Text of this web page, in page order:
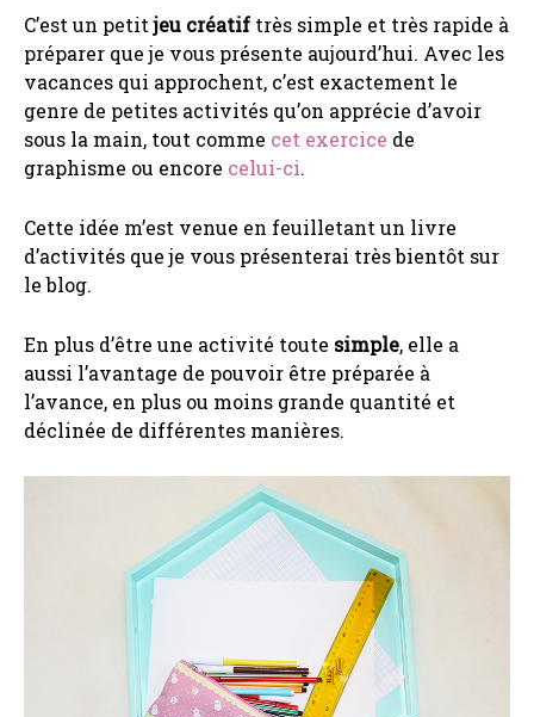
C’est un petitjeu créatif très simple et très rapide à
préparer que je vous présente aujourd’hui. Avec les
vacances qui approchent, c’est exactement le
genre de petites activités qu’on apprécie d’avoir
sous la main, tout comme cet exercice de
graphisme ou encore celui-ci.
Cette idée m’est venue en feuilletant un livre
d’activités que je vous présenterai très bientôt sur
le blog.
En plus d’être une activité toute simple, elle a
aussi l’avantage de pouvoir être préparée à
l’avance, en plus ou moins grande quantité et
déclinée de différentes manières.